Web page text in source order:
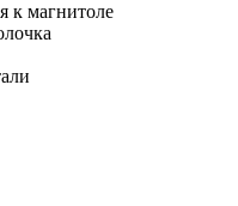
к магнитоле